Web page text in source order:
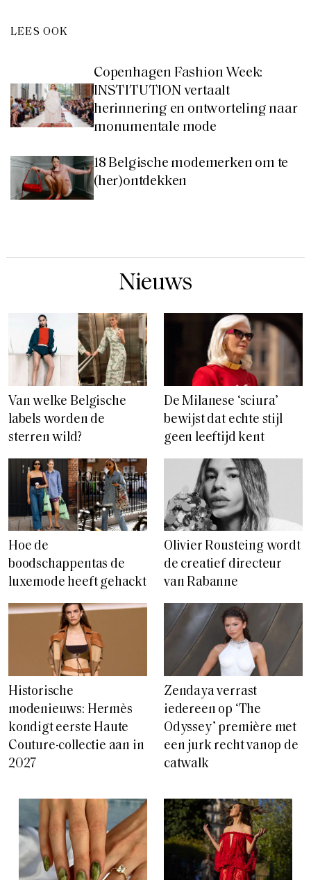
LEES OOK
Copenhagen Fashion Week:
INSTITUTION vertaalt
herinnering en ontworteling naar
monumentale mode
18 Belgische modemerken om te
(her)ontdekken
Nieuws
Van welke Belgische
labels worden de
sterren wild?
De Milanese ‘sciura’
bewijst dat echte stijl
geen leeftijd kent
Hoe de
boodschappentas de
luxemode heeft gehackt
Olivier Rousteing wordt
de creatief directeur
van Rabanne
Historische
modenieuws: Hermès
kondigt eerste Haute
Couture-collectie aan in
2027
Zendaya verrast
iedereen op ‘The
Odyssey’ première met
een jurk recht vanop de
catwalk